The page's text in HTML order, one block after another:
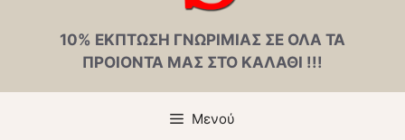
10% ΕΚΠΤΩΣΗ ΓΝΩΡΙΜΙΑΣ ΣΕ ΟΛΑ ΤΑ
ΠΡΟΙΟΝΤΑ ΜΑΣ ΣΤΟ ΚΑΛΑΘΙ !!!
Μενού